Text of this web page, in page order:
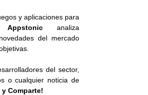
y aplicaciones para
Appstonic analiza
del mercado
del sector,
o cualquier noticia de
y Comparte!